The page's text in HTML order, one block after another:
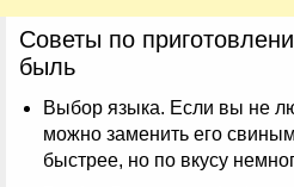
Советы по
быль
Выбор языка. Если вы не
можно заменить его
быстрее, но по вкусу